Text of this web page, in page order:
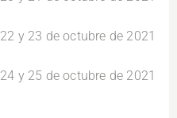
22 y 23 de octubre de 2021
24 y 25 de octubre de 2021